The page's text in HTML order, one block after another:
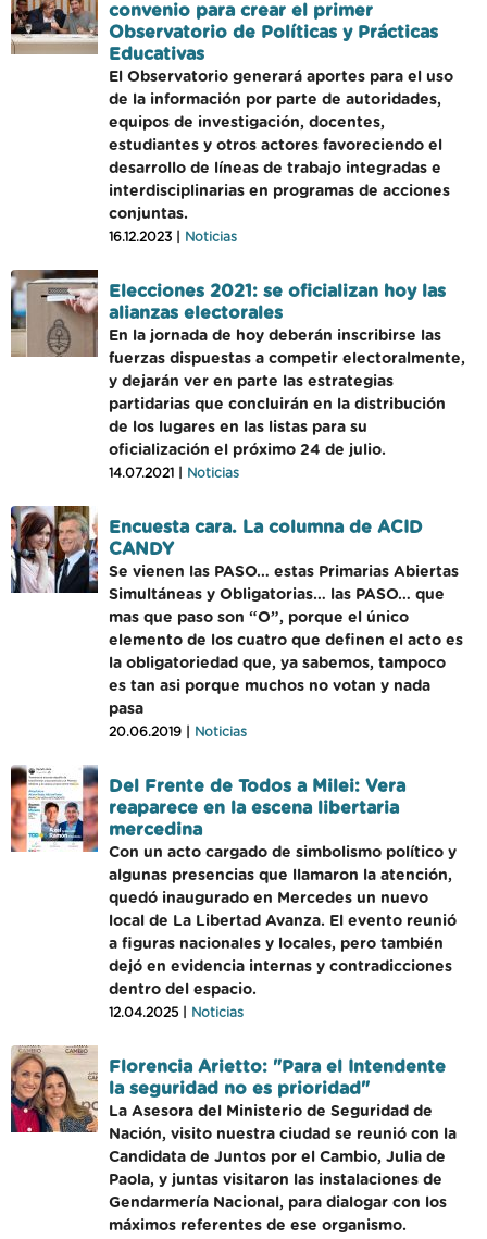
convenio para crear el primer
Observatorio de Políticas y Prácticas
Educativas
El Observatorio generará aportes para el uso
de la información por parte de autoridades,
equipos de investigación, docentes,
estudiantes y otros actores favoreciendo el
desarrollo de líneas de trabajo integradas e
interdisciplinarias en programas de acciones
conjuntas.
16.12.2023 | Noticias
Elecciones 2021: se oficializan hoy las
alianzas electorales
En la jornada de hoy deberán inscribirse las
fuerzas dispuestas a competir electoralmente,
y dejarán ver en parte las estrategias
partidarias que concluirán en la distribución
de los lugares en las listas para su
oficialización el próximo 24 de julio.
14.07.2021 | Noticias
Encuesta cara. La columna de ACID
CANDY
Se vienen las PASO… estas Primarias Abiertas
Simultáneas y Obligatorias… las PASO… que
mas que paso son “O”, porque el único
elemento de los cuatro que definen el acto es
la obligatoriedad que, ya sabemos, tampoco
es tan asi porque muchos no votan y nada
pasa
20.06.2019 | Noticias
Del Frente de Todos a Milei: Vera
reaparece en la escena libertaria
mercedina
Con un acto cargado de simbolismo político y
algunas presencias que llamaron la atención,
quedó inaugurado en Mercedes un nuevo
local de La Libertad Avanza. El evento reunió
a figuras nacionales y locales, pero también
dejó en evidencia internas y contradicciones
dentro del espacio.
12.04.2025 | Noticias
Florencia Arietto: "Para el Intendente
la seguridad no es prioridad"
La Asesora del Ministerio de Seguridad de
Nación, visito nuestra ciudad se reunió con la
Candidata de Juntos por el Cambio, Julia de
Paola, y juntas visitaron las instalaciones de
Gendarmería Nacional, para dialogar con los
máximos referentes de ese organismo.